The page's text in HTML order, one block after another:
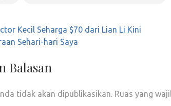
Kecil Seharga $70 dari Lian Li Kini
Sehari-hari Saya
Balasan
tidak akan dipublikasikan. Ruas yang